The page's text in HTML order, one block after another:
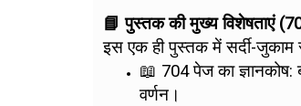
📘 पुस्तक की मुख्य विशेषताएं
इस एक ही पुस्तक में सर्दी-जुकाम
📖 704 पेज का
वर्णन।